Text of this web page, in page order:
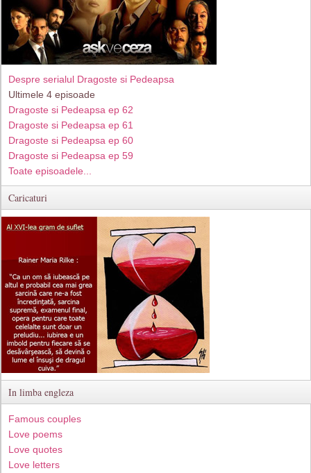
Despre serialul Dragoste si Pedeapsa
Ultimele 4 episoade
Dragoste si Pedeapsa ep 62
Dragoste si Pedeapsa ep 61
Dragoste si Pedeapsa ep 60
Dragoste si Pedeapsa ep 59
Toate episoadele...
Caricaturi
In limba engleza
Famous couples
Love poems
Love quotes
Love letters